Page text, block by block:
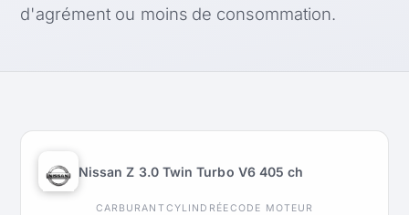
d'agrément ou moins de consommation.
Nissan Z 3.0 Twin Turbo V6 405 ch
CARBURANT CYLINDRÉECODE MOTEUR